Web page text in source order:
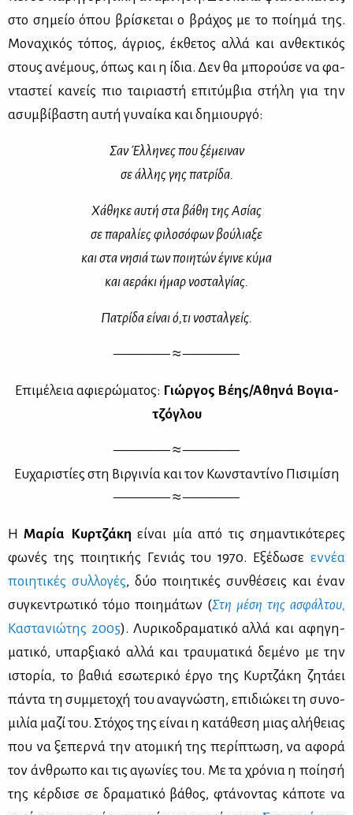
στο ση­μείο όπου βρί­σκε­ται ο βρά­χος με το ποί­η­μά της.
Μο­να­χι­κός τό­πος, άγριος, έκ­θε­τος αλ­λά και αν­θε­κτι­κός
στους ανέ­μους, όπως και η ίδια. Δεν θα μπο­ρού­σε να φα­
ντα­στεί κα­νείς πιο ται­ρια­στή επι­τύμ­βια στή­λη για την
ασυμ­βί­βα­στη αυ­τή γυ­ναί­κα και δη­μιουρ­γό:
Σαν Έλ­λη­νες που ξέ­μει­ναν
σε άλ­λης γης πα­τρί­δα.
Χά­θη­κε αυ­τή στα βά­θη της Ασί­ας
σε πα­ρα­λί­ες φι­λο­σό­φων βού­λια­ξε
και στα νη­σιά των ποι­η­τών έγι­νε κύ­μα
και αε­ρά­κι ήμαρ νο­σταλ­γί­ας.
Πα­τρί­δα εί­ναι ό,τι νο­σταλ­γείς.
———— ≈ ————
Επι­μέ­λεια αφιε­ρώ­μα­τος: Γιώρ­γος Βέ­ης/Αθη­νά Βο­για­
τζό­γλου
———— ≈ ————
Ευ­χα­ρι­στί­ες στη Βιρ­γι­νία και τον Κων­στα­ντί­νο Πι­σι­μί­ση
———— ≈ ————
ΗΜα­ρία Κυρ­τζά­κη εί­ναι μία από τις ση­μα­ντι­κό­τε­ρες
φω­νές της ποι­η­τι­κής Γε­νιάς του 1970. Εξέ­δω­σε εν­νέα
ποι­η­τι­κές συλ­λο­γές, δύο ποι­η­τι­κές συν­θέ­σεις και έναν
συ­γκε­ντρω­τι­κό τό­μο ποι­η­μά­των (Στη μέ­ση της ασφάλ­του,
Κα­στα­νιώ­της 2005). Λυ­ρι­κο­δρα­μα­τι­κό αλ­λά και αφη­γη­
μα­τι­κό, υπαρ­ξια­κό αλ­λά και τραυ­μα­τι­κά δε­μέ­νο με την
ιστο­ρία, το βα­θιά εσω­τε­ρι­κό έρ­γο της Κυρ­τζά­κη ζη­τά­ει
πά­ντα τη συμ­με­το­χή του ανα­γνώ­στη, επι­διώ­κει τη συ­νο­
μι­λία μα­ζί του. Στό­χος της εί­ναι η κα­τά­θε­ση μιας αλή­θειας
που να ξε­περ­νά την ατο­μι­κή της πε­ρί­πτω­ση, να αφο­ρά
τον άν­θρω­πο και τις αγω­νί­ες του. Με τα χρό­νια η ποί­η­σή
της κέρ­δι­σε σε δρα­μα­τι­κό βά­θος, φτά­νο­ντας κά­πο­τε να